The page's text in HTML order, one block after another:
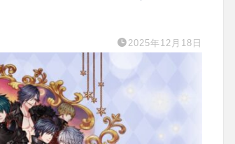
2025年12月18日